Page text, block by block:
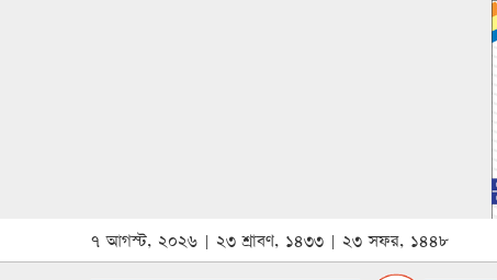
৭ আগস্ট, ২০২৬ | ২৩ শ্রাবণ, ১৪৩৩ | ২৩ সফর, ১৪৪৮